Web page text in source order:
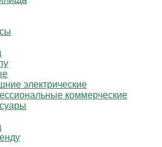
электрические
коммерческие